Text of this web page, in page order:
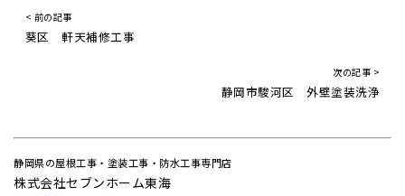
< 前の記事
葵区 軒天補修工事
次の記事 >
静岡市駿河区 外壁塗装洗浄
静岡県の屋根工事・塗装工事・防水工事専門店
株式会社セブンホーム東海